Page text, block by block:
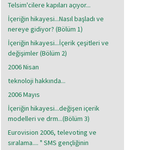
Telsim'cilere kapıları açıyor...
İçeriğin hikayesi...Nasıl başladı ve
nereye gidiyor? (Bölüm 1)
İçeriğin hikayesi...İçerik çeşitleri ve
değişimler (Bölüm 2)
2006 Nisan
teknoloji hakkında...
2006 Mayıs
İçeriğin hikayesi...değişen içerik
modelleri ve drm...(Bölüm 3)
Eurovision 2006, televoting ve
sıralama.... " SMS gençliğinin